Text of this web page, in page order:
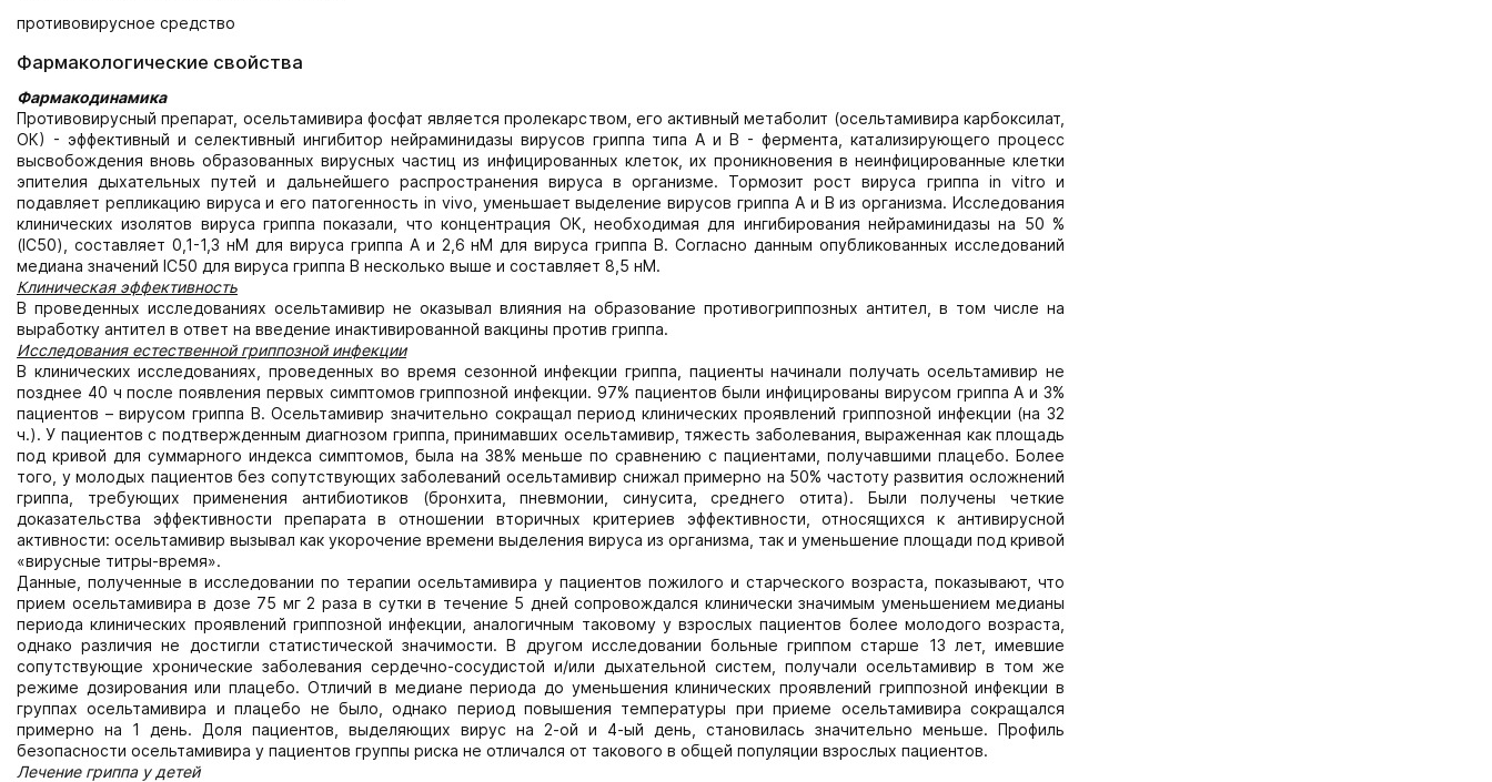
противовирусное средство
Фармакологические свойства
Фармакодинамика
Противовирусный препарат, осельтамивира фосфат является пролекарством, его активный метаболит (осельтамивира карбоксилат,
ОК) - эффективный и селективный ингибитор нейраминидазы вирусов гриппа типа А и В - фермента, катализирующего процесс
высвобождения вновь образованных вирусных частиц из инфицированных клеток, их проникновения в неинфицированные клетки
эпителия дыхательных путей и дальнейшего распространения вируса в организме. Тормозит рост вируса гриппа in vitro и
подавляет репликацию вируса и его патогенность in vivo, уменьшает выделение вирусов гриппа А и В из организма. Исследования
клинических изолятов вируса гриппа показали, что концентрация ОК, необходимая для ингибирования нейраминидазы на 50 %
(IC50), составляет 0,1-1,3 нМ для вируса гриппа А и 2,6 нМ для вируса гриппа В. Согласно данным опубликованных исследований
медиана значений IC50 для вируса гриппа В несколько выше и составляет 8,5 нМ.
Клиническая эффективность
В проведенных исследованиях осельтамивир не оказывал влияния на образование противогриппозных антител, в том числе на
выработку антител в ответ на введение инактивированной вакцины против гриппа.
Исследования естественной гриппозной инфекции
В клинических исследованиях, проведенных во время сезонной инфекции гриппа, пациенты начинали получать осельтамивир не
позднее 40 ч после появления первых симптомов гриппозной инфекции. 97% пациентов были инфицированы вирусом гриппа А и 3%
пациентов – вирусом гриппа В. Осельтамивир значительно сокращал период клинических проявлений гриппозной инфекции (на 32
ч.). У пациентов с подтвержденным диагнозом гриппа, принимавших осельтамивир, тяжесть заболевания, выраженная как площадь
под кривой для суммарного индекса симптомов, была на 38% меньше по сравнению с пациентами, получавшими плацебо. Более
того, у молодых пациентов без сопутствующих заболеваний осельтамивир снижал примерно на 50% частоту развития осложнений
гриппа, требующих применения антибиотиков (бронхита, пневмонии, синусита, среднего отита). Были получены четкие
доказательства эффективности препарата в отношении вторичных критериев эффективности, относящихся к антивирусной
активности: осельтамивир вызывал как укорочение времени выделения вируса из организма, так и уменьшение площади под кривой
«вирусные титры-время».
Данные, полученные в исследовании по терапии осельтамивира у пациентов пожилого и старческого возраста, показывают, что
прием осельтамивира в дозе 75 мг 2 раза в сутки в течение 5 дней сопровождался клинически значимым уменьшением медианы
периода клинических проявлений гриппозной инфекции, аналогичным таковому у взрослых пациентов более молодого возраста,
однако различия не достигли статистической значимости. В другом исследовании больные гриппом старше 13 лет, имевшие
сопутствующие хронические заболевания сердечно-сосудистой и/или дыхательной систем, получали осельтамивир в том же
режиме дозирования или плацебо. Отличий в медиане периода до уменьшения клинических проявлений гриппозной инфекции в
группах осельтамивира и плацебо не было, однако период повышения температуры при приеме осельтамивира сокращался
примерно на 1 день. Доля пациентов, выделяющих вирус на 2-ой и 4-ый день, становилась значительно меньше. Профиль
безопасности осельтамивира у пациентов группы риска не отличался от такового в общей популяции взрослых пациентов.
Лечение гриппа у детей